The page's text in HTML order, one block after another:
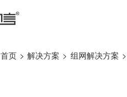
首页 > 解决方案 > 组网解决方案 >